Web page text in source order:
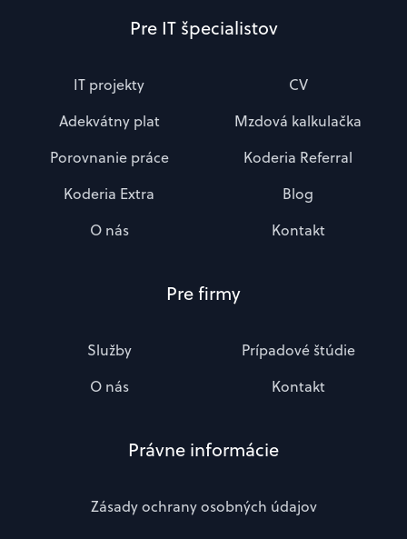
Pre IT špecialistov
IT projekty
CV
Adekvátny plat
Mzdová kalkulačka
Porovnanie práce
Koderia Referral
Koderia Extra
Blog
O nás
Kontakt
Pre firmy
Služby
Prípadové štúdie
O nás
Kontakt
Právne informácie
Zásady ochrany osobných údajov